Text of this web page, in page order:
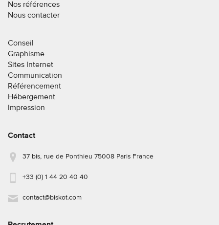
Nos références
Nous contacter
Conseil
Graphisme
Sites Internet
Communication
Référencement
Hébergement
Impression
Contact
37 bis, rue de Ponthieu 75008 Paris France
+33 (0) 1 44 20 40 40
contact@biskot.com